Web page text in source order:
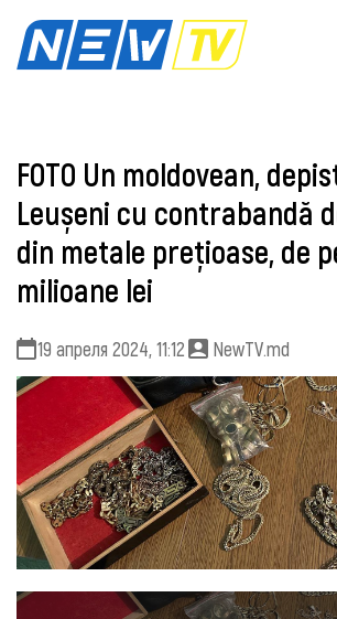
FOTO Un moldovean,
Leușeni cu contrabandă
din metale prețioase, de
milioane lei
19 апреля 2024, 11:12 NewTV.md